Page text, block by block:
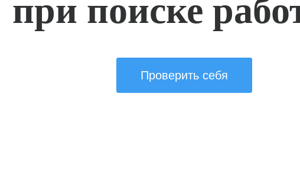
при поиске
Проверить себя